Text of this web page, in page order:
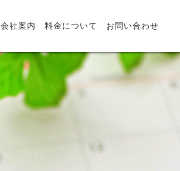
会社案内 料金について お問い合わせ